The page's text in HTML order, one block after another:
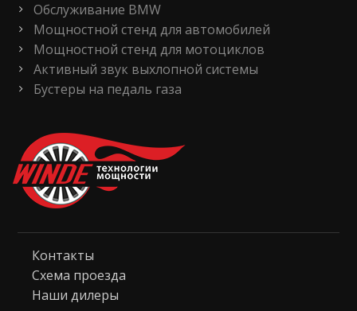
Обслуживание BMW
Мощностной стенд для автомобилей
Мощностной стенд для мотоциклов
Активный звук выхлопной системы
Бустеры на педаль газа
Контакты
Схема проезда
Наши дилеры